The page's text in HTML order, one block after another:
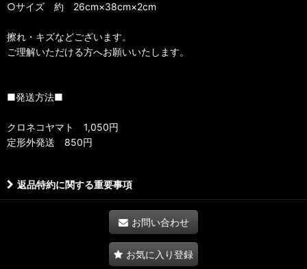
○サイズ 約 26cm×38cm×2cm
擦れ・キズなどございます。
ご理解いただける方へお願いいたします。
■発送方法■
クロネコヤマト 1,050円
定形外発送 850円
返品特約に関する重要事項
お問い合わせ
お気に入り登録